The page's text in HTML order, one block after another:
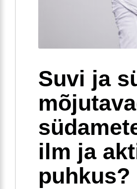
Suvi ja
ilm ja
puhkus?